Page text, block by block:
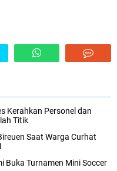
Kerahkan Personel dan
Titik
Saat Warga Curhat
Buka Turnamen Mini Soccer